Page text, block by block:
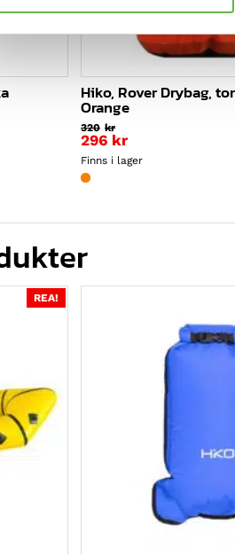
Hiko, Rover Drybag,
Orange
320 kr
296 kr
Finns i lager
REA!